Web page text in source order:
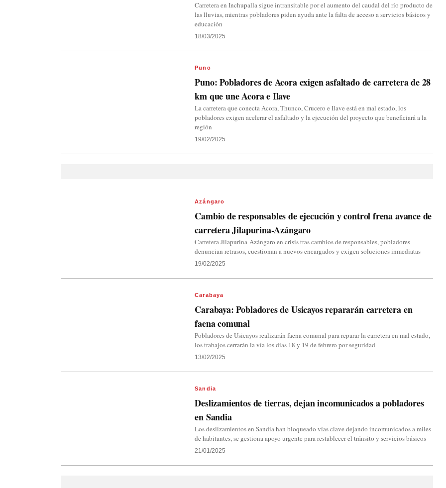
Carretera en Inchupalla sigue intransitable por el aumento del caudal del río producto de
las lluvias, mientras pobladores piden ayuda ante la falta de acceso a servicios básicos y
educación
18/03/2025
Puno
Puno: Pobladores de Acora exigen asfaltado de carretera de 28
km que une Acora e Ilave
La carretera que conecta Acora, Thunco, Crucero e Ilave está en mal estado, los
pobladores exigen acelerar el asfaltado y la ejecución del proyecto que beneficiará a la
región
19/02/2025
Azángaro
Cambio de responsables de ejecución y control frena avance de
carretera Jilapurina-Azángaro
Carretera Jilapurina-Azángaro en crisis tras cambios de responsables, pobladores
denuncian retrasos, cuestionan a nuevos encargados y exigen soluciones inmediatas
19/02/2025
Carabaya
Carabaya: Pobladores de Usicayos repararán carretera en
faena comunal
Pobladores de Usicayos realizarán faena comunal para reparar la carretera en mal estado,
los trabajos cerrarán la vía los días 18 y 19 de febrero por seguridad
13/02/2025
Sandia
Deslizamientos de tierras, dejan incomunicados a pobladores
en Sandia
Los deslizamientos en Sandia han bloqueado vías clave dejando incomunicados a miles
de habitantes, se gestiona apoyo urgente para restablecer el tránsito y servicios básicos
21/01/2025